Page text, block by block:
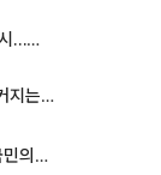
이란, 미국에 호르무즈 합의 조건 제시…美 “경기 아직 안 끝나” [종합]
맥북 품은 삼성에 ‘중국산’ 맹추격⋯커지는 노트북 OLED 시장
우성빈 기장군수 ‘유튜브 정치’에…국민의힘 군의원들 집단 반발